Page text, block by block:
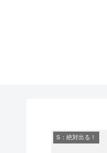
S：絶対出る！